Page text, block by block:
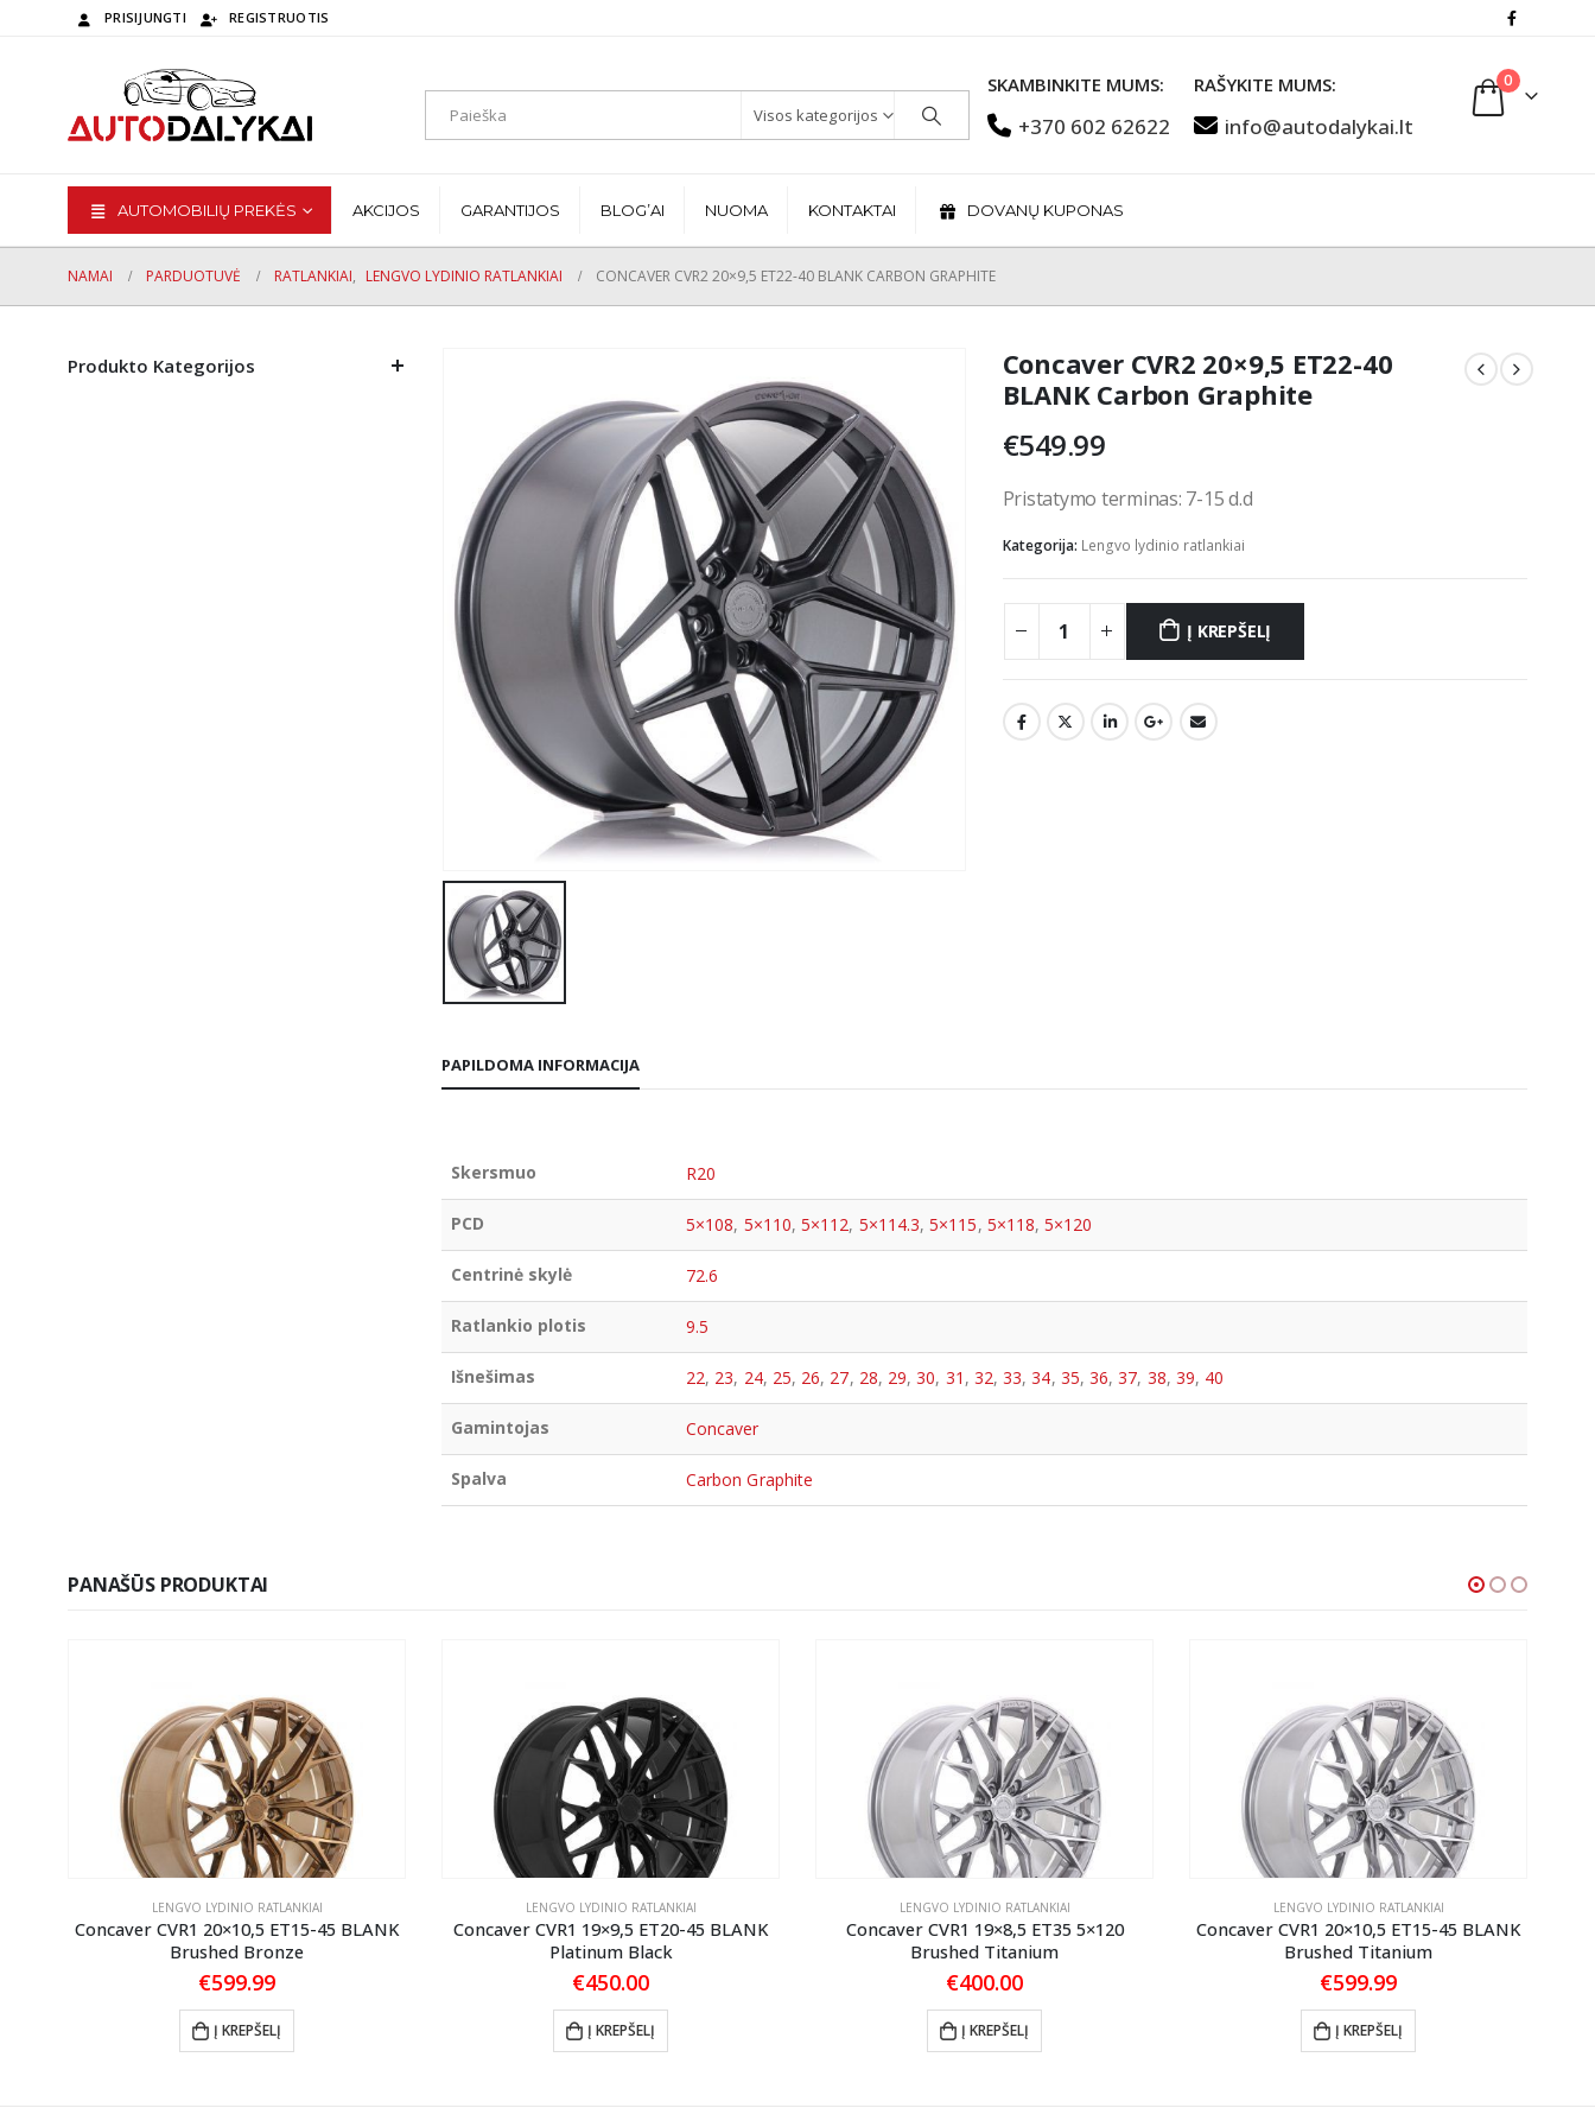
PRISIJUNGTI REGISTRUOTIS
Visos kategorijos
SKAMBINKITE MUMS:
+370 602 62622
RAŠYKITE MUMS:
info@autodalykai.lt
0
AUTOMOBILIŲ PREKĖS AKCIJOS GARANTIJOS BLOG’AI NUOMA KONTAKTAI DOVANŲ KUPONAS
NAMAI PARDUOTUVĖ RATLANKIAI, LENGVO LYDINIO RATLANKIAI CONCAVER CVR2 20×9,5 ET22-40 BLANK CARBON GRAPHITE
Concaver CVR2 20×9,5 ET22-40
BLANK Carbon Graphite
€549.99
Pristatymo terminas: 7-15 d.d
Kategorija: Lengvo lydinio ratlankiai
Į KREPŠELĮ
PAPILDOMA INFORMACIJA
Skersmuo R20
PCD 5×108, 5×110, 5×112, 5×114.3,5×115, 5×118,5×120
Centrinė skylė 72.6
Ratlankio plotis 9.5
Išnešimas 22, 23, 24, 25, 26, 27, 28, 29,30, 31 , 32,33,34, 35, 36,37, 38, 39, 40
Gamintojas Concaver
Spalva Carbon Graphite
Produkto Kategorijos
PANAŠŪS PRODUKTAI
LENGVO LYDINIO RATLANKIAI
Concaver CVR1 20×10,5 ET15-45 BLANK
Brushed Bronze
€599.99
Į KREPŠELĮ
LENGVO LYDINIO RATLANKIAI
Concaver CVR1 19×9,5 ET20-45 BLANK
Platinum Black
€450.00
Į KREPŠELĮ
LENGVO LYDINIO RATLANKIAI
Concaver CVR1 19×8,5 ET35 5×120
Brushed Titanium
€400.00
Į KREPŠELĮ
LENGVO LYDINIO RATLANKIAI
Concaver CVR1 20×10,5 ET15-45 BLANK
Brushed Titanium
€599.99
Į KREPŠELĮ